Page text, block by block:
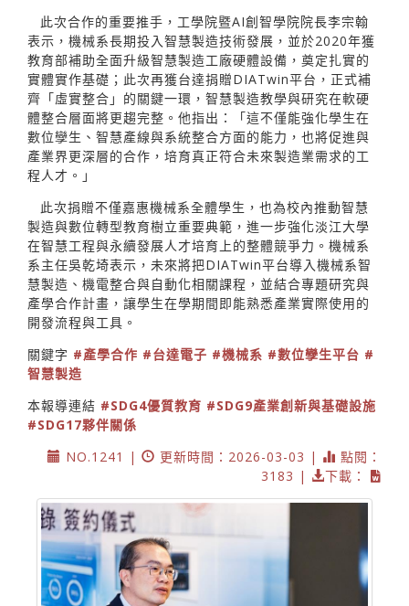
此次合作的重要推手，工學院暨AI創智學院院長李宗翰
表示，機械系長期投入智慧製造技術發展，並於2020年獲
教育部補助全面升級智慧製造工廠硬體設備，奠定扎實的
實體實作基礎；此次再獲台達捐贈DIATwin平台，正式補
齊「虛實整合」的關鍵一環，智慧製造教學與研究在軟硬
體整合層面將更趨完整。他指出：「這不僅能強化學生在
數位孿生、智慧產線與系統整合方面的能力，也將促進與
產業界更深層的合作，培育真正符合未來製造業需求的工
程人才。」
此次捐贈不僅嘉惠機械系全體學生，也為校內推動智慧
製造與數位轉型教育樹立重要典範，進一步強化淡江大學
在智慧工程與永續發展人才培育上的整體競爭力。機械系
系主任吳乾埼表示，未來將把DIATwin平台導入機械系智
慧製造、機電整合與自動化相關課程，並結合專題研究與
產學合作計畫，讓學生在學期間即能熟悉產業實際使用的
開發流程與工具。
關鍵字 #產學合作 #台達電子 #機械系 #數位孿生平台 #
智慧製造
本報導連結 #SDG4優質教育 #SDG9產業創新與基礎設施
#SDG17夥伴關係
NO.1241 |
更新時間：2026-03-03 |
點閱：
3183 |
下載：